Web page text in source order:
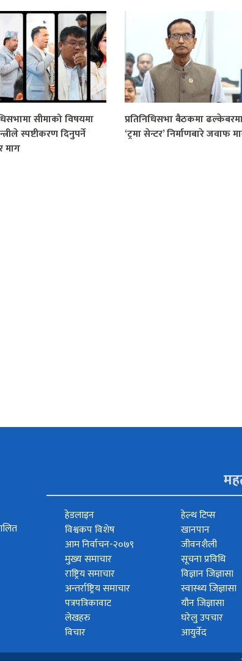
सीमाको विषयमा
स्पष्टीकरण दिनुपर्ने
माग
प्रतिनिधिसभा बैठकमा
‘ट्रमा सेन्टर’ निर्माणबारे जवाफ
हेडलाइन
विश्वकप विशेष
आम निर्वाचन-२०७९
मुख्य समाचार
राष्ट्रिय समाचार
अन्तर्राष्ट्रिय समाचार
पत्रपत्रिकावाट
लेखहरु
विचार
हेल्थ टिप्स
खानपान
जीवनशैली
सूचना प्रविधि
विज्ञान जिज्ञासा
स्वास्थ्य जिज्ञासा
यौन जिज्ञासा
घरेलु उपचार
आयुर्वेद